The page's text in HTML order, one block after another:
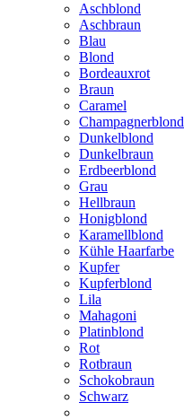
Aschblond
Aschbraun
Blau
Blond
Bordeauxrot
Braun
Caramel
Champagnerblond
Dunkelblond
Dunkelbraun
Erdbeerblond
Grau
Hellbraun
Honigblond
Karamellblond
Kühle Haarfarbe
Kupfer
Kupferblond
Lila
Mahagoni
Platinblond
Rot
Rotbraun
Schokobraun
Schwarz